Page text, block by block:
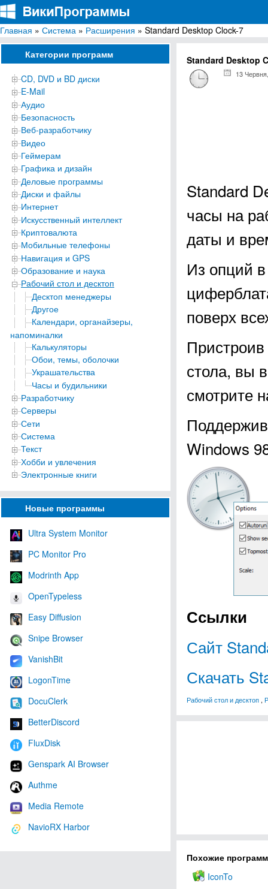
ВикиПрограммы
Энциклопедия бесплатных компьютерных программ для Windows
Главная » Система » Расширения » Standard Desktop Clock-7
Категории программ
CD, DVD и BD диски
E-Mail
Аудио
Безопасность
Веб-разработчику
Видео
Геймерам
Графика и дизайн
Деловые программы
Диски и файлы
Интернет
Искусственный интеллект
Криптовалюта
Мобильные телефоны
Навигация и GPS
Образование и наука
Рабочий стол и десктоп
Десктоп менеджеры
Другое
Календари, органайзеры,
напоминалки
Калькуляторы
Обои, темы, оболочки
Украшательства
Часы и будильники
Разработчику
Серверы
Сети
Система
Текст
Хобби и увлечения
Электронные книги
Новые программы
Ultra System Monitor
PC Monitor Pro
Modrinth App
OpenTypeless
Easy Diffusion
Snipe Browser
VanishBit
LogonTime
DocuClerk
BetterDiscord
FluxDisk
Genspark AI Browser
Authme
Media Remote
NavioRX Harbor
Standard Desktop
13
Standard
часы на
даты и
Из опций
поверх
стола, вы
смотрите
Windows
Ссылки
Сайт
Скачать
Рабочий стол и десктоп ,
Похожие
IconTo